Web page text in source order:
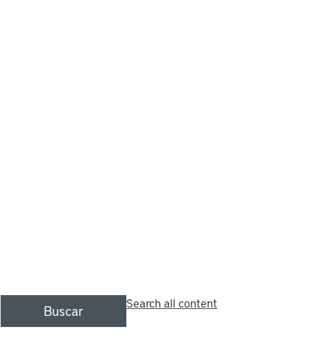
Buscar Search all content